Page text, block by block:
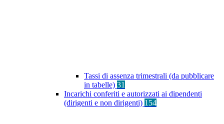
Tassi di assenza trimestrali (da pubblicare
in tabelle) 31
Incarichi conferiti e autorizzati ai dipendenti
(dirigenti e non dirigenti) 154